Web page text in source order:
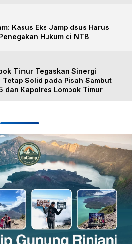
Kasus Eks Jampidsus Harus
Hukum di NTB
Timur Tegaskan Sinergi
Tetap Solid pada Pisah Sambut
dan Kapolres Lombok Timur